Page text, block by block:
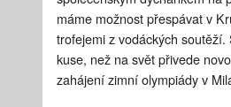
máme možnost přespávat v
trofejemi z vodáckých
kuse, než na svět přivede
zahájení zimní olympiády v